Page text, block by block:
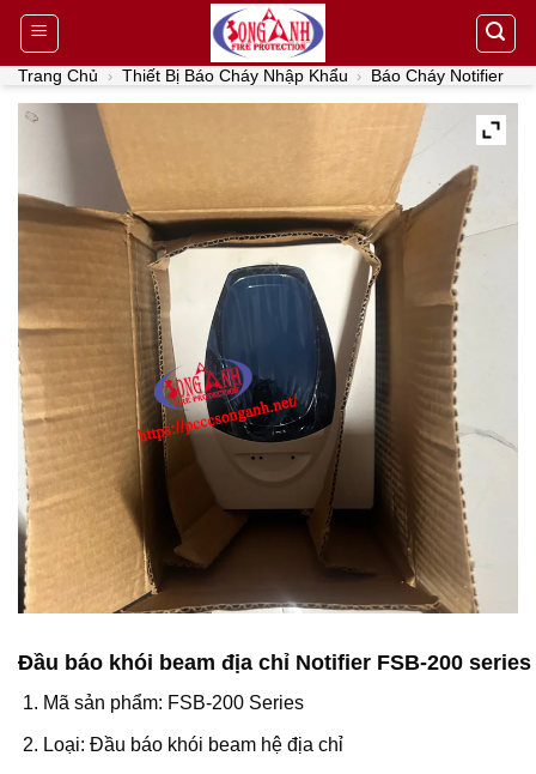
Skip
content
Trang Chủ › Thiết Bị Báo Cháy Nhập Khẩu › Báo Cháy Notifier
Đầu báo khói beam địa chỉ Notifier FSB-200 series
Mã sản phẩm: FSB-200 Series
Loại: Đầu báo khói beam hệ địa chỉ